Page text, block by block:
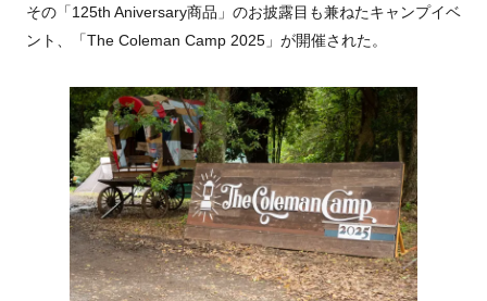
その「125th Aniversary商品」のお披露目も兼ねたキャンプイベ
ント、「The Coleman Camp 2025」が開催された。